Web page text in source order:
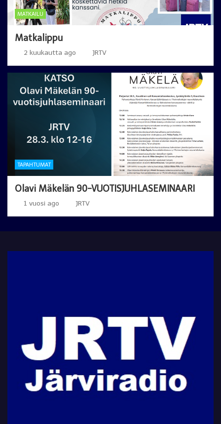
MATKAILU
Matkalippu
2 kuukautta ago JRTV
TAPAHTUMAT
Olavi Mäkelän 90-VUOTISJUHLASEMINAARI
1 vuosi ago JRTV